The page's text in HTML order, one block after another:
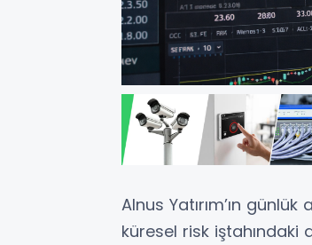
Alnus Yatırım’ın
küresel risk iştahındaki